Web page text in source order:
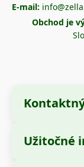
E-mail:
Obchod je
Užitočné